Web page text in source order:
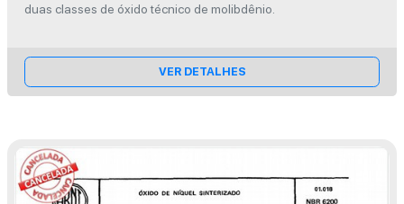
duas classes de óxido técnico de molibdênio.
VER DETALHES